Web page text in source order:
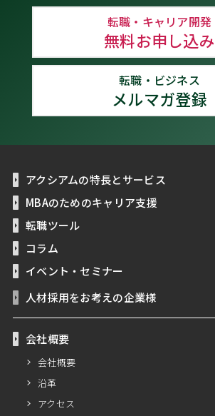
転職・キャリア開発
無料お申し込み
転職・ビジネス
メルマガ登録
アクシアムの特長とサービス
MBAのためのキャリア支援
転職ツール
コラム
イベント・セミナー
人材採用をお考えの企業様
会社概要
会社概要
沿革
アクセス